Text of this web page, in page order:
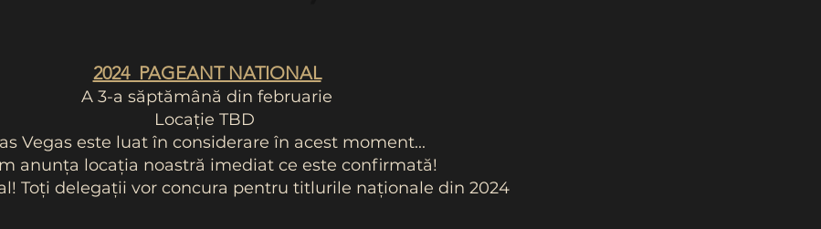
2024 PAGEANT NATIONAL
A 3-a săptămână din februarie
Locație TBD
Vegas este luat în considerare în acest moment...
anunța locația noastră imediat ce este confirmată!
Toți delegații vor concura pentru titlurile naționale din 2024